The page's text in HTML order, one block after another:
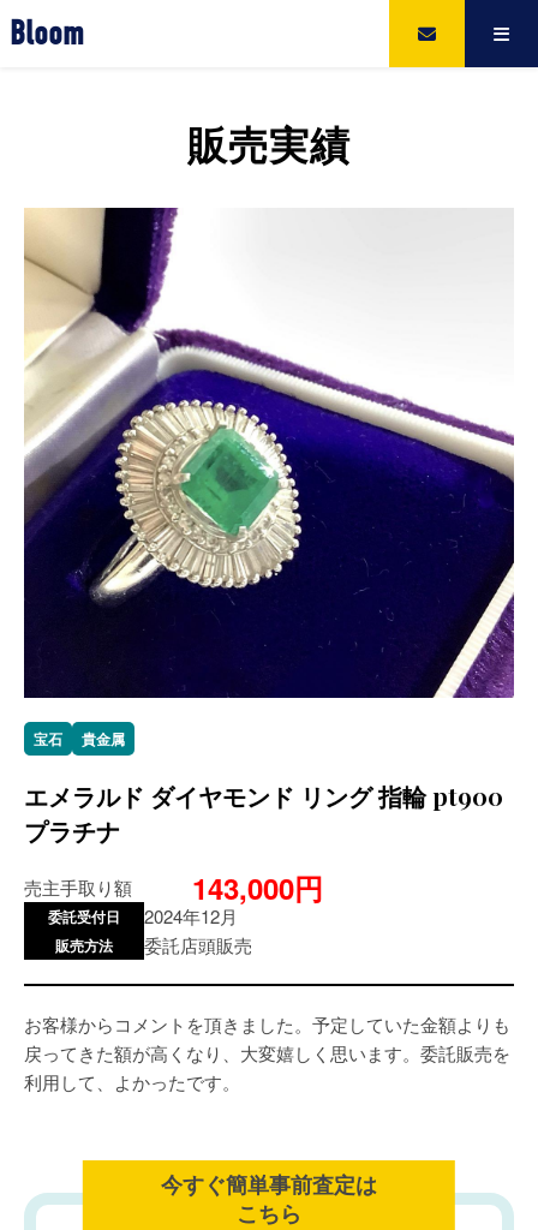
Bloom
販売実績
宝石 貴金属
エメラルド ダイヤモンド リング 指輪 pt900
プラチナ
売主手取り額 143,000円
委託受付日 2024年12月
販売方法 委託店頭販売
お客様からコメントを頂きました。予定していた金額よりも
戻ってきた額が高くなり、大変嬉しく思います。委託販売を
利用して、よかったです。
今すぐ簡単事前査定は
こちら